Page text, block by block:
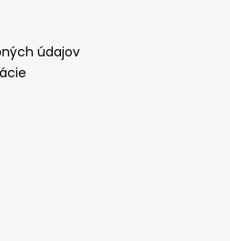
údajov